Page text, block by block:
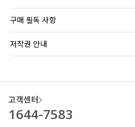
구매 필독 사항
저작권 안내
고객센터
1644-7583